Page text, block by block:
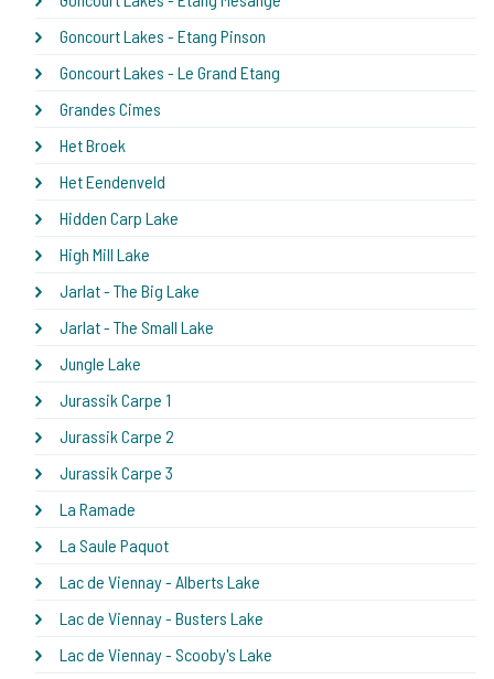
Goncourt Lakes - Etang Pinson
Goncourt Lakes - Le Grand Etang
Grandes Cimes
Het Broek
Het Eendenveld
Hidden Carp Lake
High Mill Lake
Jarlat - The Big Lake
Jarlat - The Small Lake
Jungle Lake
Jurassik Carpe 1
Jurassik Carpe 2
Jurassik Carpe 3
La Ramade
La Saule Paquot
Lac de Viennay - Alberts Lake
Lac de Viennay - Busters Lake
Lac de Viennay - Scooby's Lake